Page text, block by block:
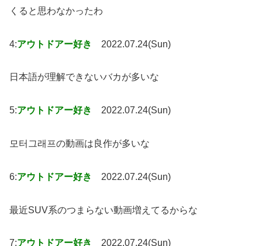
くると思わなかったわ
4:アウトドアー好き 2022.07.24(Sun)
日本語が理解できないバカが多いな
5:アウトドアー好き 2022.07.24(Sun)
모터그래프の動画は良作が多いな
6:アウトドアー好き 2022.07.24(Sun)
最近SUV系のつまらない動画増えてるからな
7:アウトドアー好き 2022.07.24(Sun)